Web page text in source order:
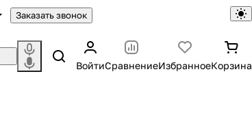
Заказать звонок
ВойтиСравнениеИзбранноеКорзина